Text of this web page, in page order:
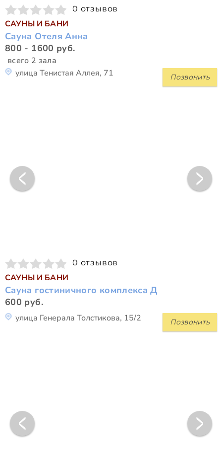
0 отзывов
САУНЫ И БАНИ
Сауна Отеля Анна
800 - 1600 руб.
всего 2 зала
Позвонить
улица Тенистая Аллея, 71
0 отзывов
САУНЫ И БАНИ
Сауна гостиничного комплекса Д
600 руб.
Позвонить
улица Генерала Толстикова, 15/2